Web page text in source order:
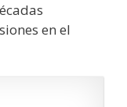
en el